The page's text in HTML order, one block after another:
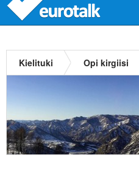
Kielituki Opi kirgiisi